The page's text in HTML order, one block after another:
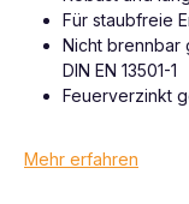
Für staubfreie
Nicht brennbar
DIN EN 13501-1
Feuerverzinkt
Mehr erfahren